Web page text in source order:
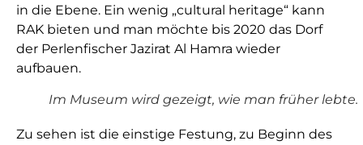
in die Ebene. Ein wenig „cultural heritage“ kann
RAK bieten und man möchte bis 2020 das Dorf
der Perlenfischer Jazirat Al Hamra wieder
aufbauen.
Im Museum wird gezeigt, wie man früher lebte.
Zu sehen ist die einstige Festung, zu Beginn des